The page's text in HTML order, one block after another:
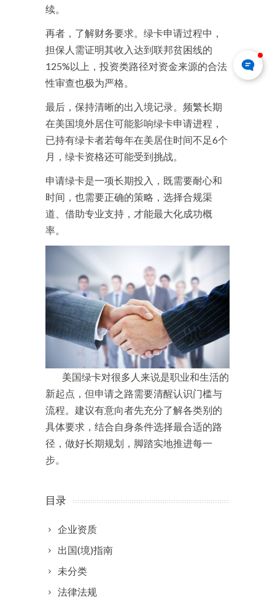
续。
再者，了解财务要求。绿卡申请过程中，
担保人需证明其收入达到联邦贫困线的
125%以上，投资类路径对资金来源的合法
性审查也极为严格。
最后，保持清晰的出入境记录。频繁长期
在美国境外居住可能影响绿卡申请进程，
已持有绿卡者若每年在美居住时间不足6个
月，绿卡资格还可能受到挑战。
申请绿卡是一项长期投入，既需要耐心和
时间，也需要正确的策略，选择合规渠
道、借助专业支持，才能最大化成功概
率。
美国绿卡对很多人来说是职业和生活的
新起点，但申请之路需要清醒认识门槛与
流程。建议有意向者先充分了解各类别的
具体要求，结合自身条件选择最合适的路
径，做好长期规划，脚踏实地推进每一
步。
目录
企业资质
出国(境)指南
未分类
法律法规